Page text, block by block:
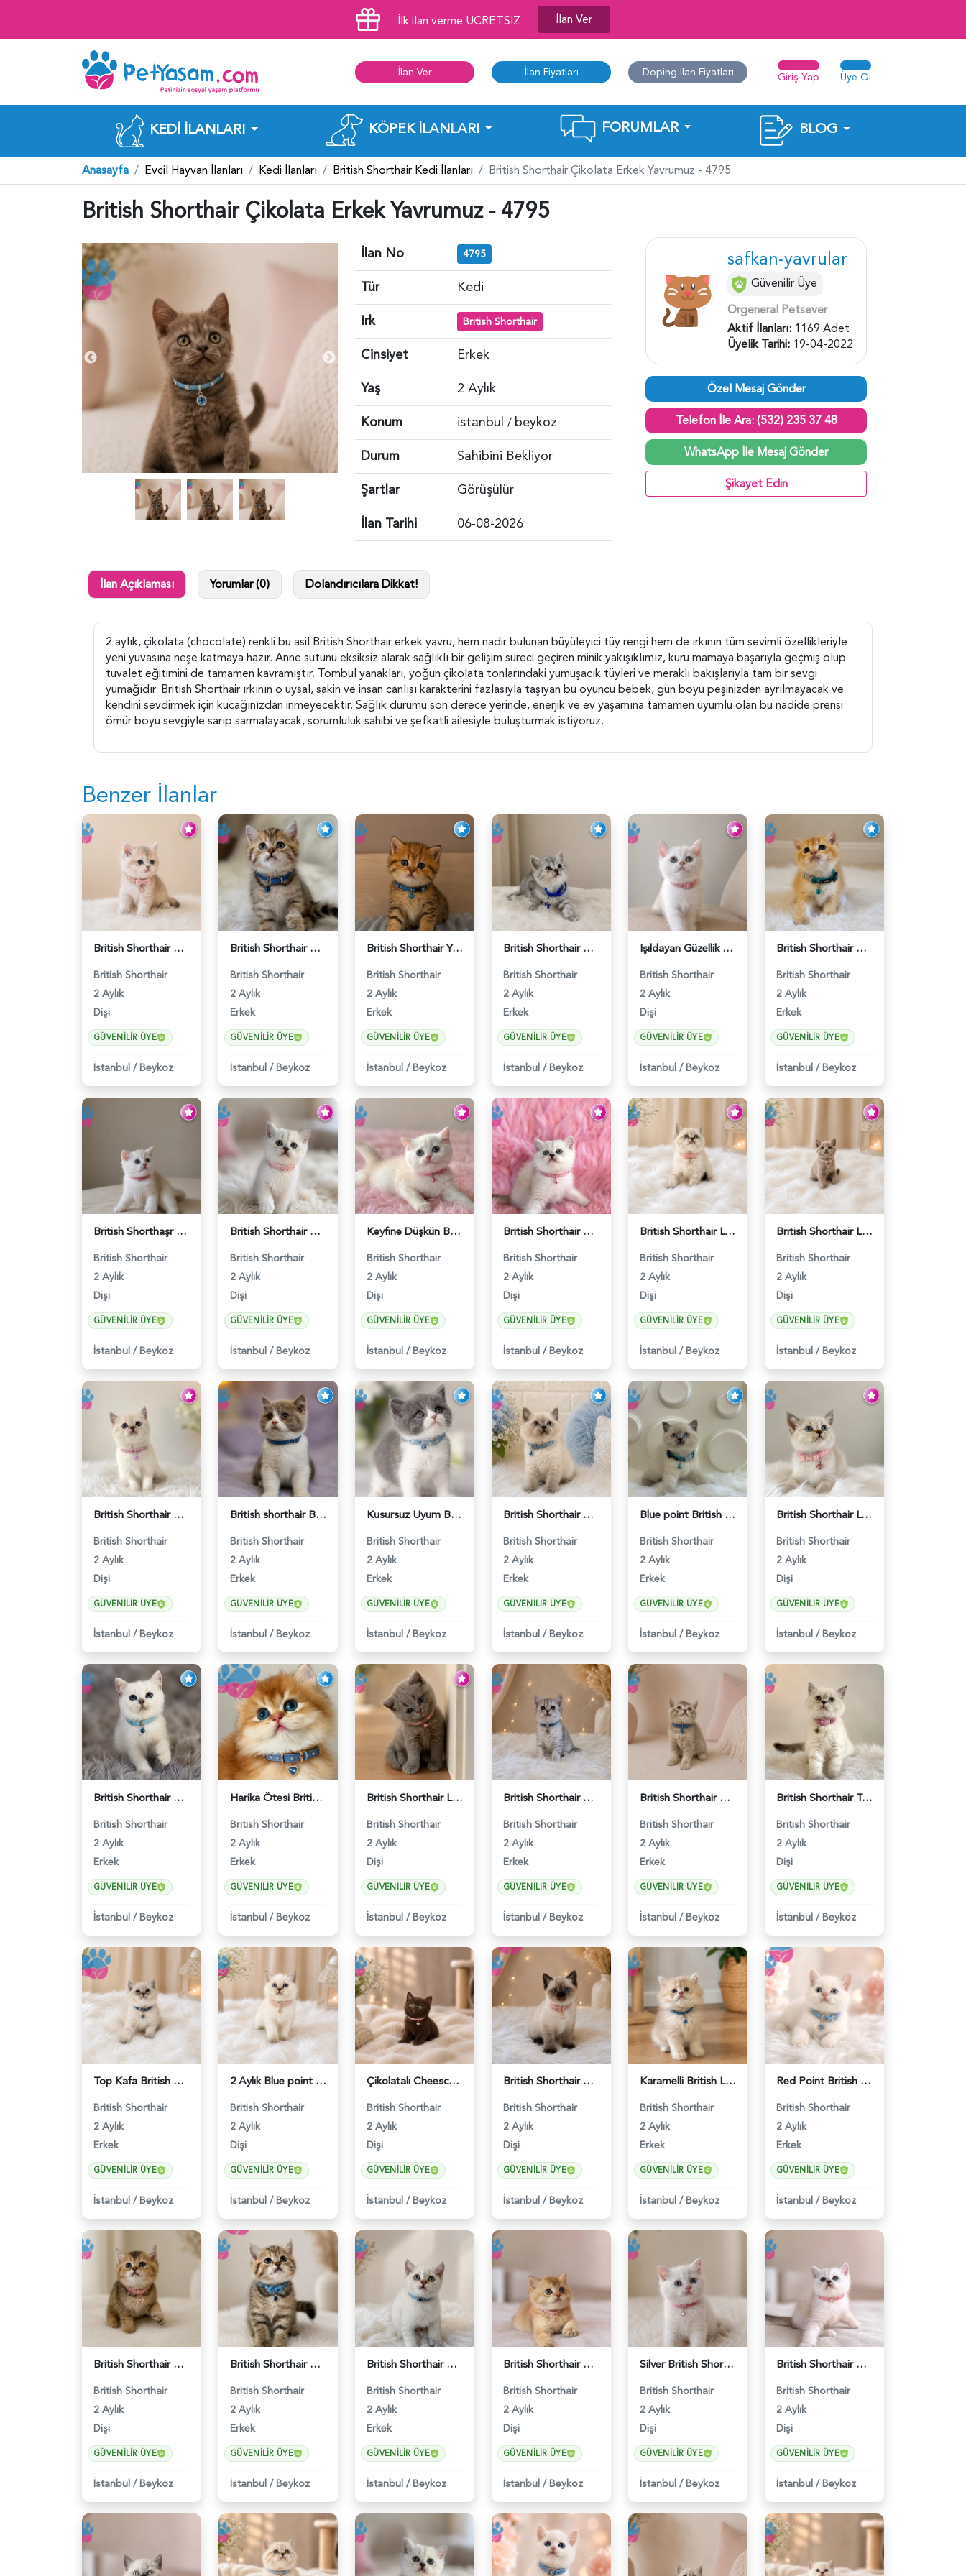
İlk ilan verme ÜCRETSİZ İlan Ver
İlan Ver İlan Fiyatları Doping İlan Fiyatları Giriş Yap Üye Ol
KEDI İLANLARI KÖPEK İLANLARI FORUMLAR BLOG
Anasayfa Evcil Hayvan İlanları Kedi İlanları British Shorthair Kedi İlanları British Shorthair Çikolata Erkek Yavrumuz - 4795
British Shorthair Çikolata Erkek Yavrumuz - 4795
İlan No 4795
Tür
Kedi
Irk
British Shorthair
Cinsiyet
Erkek
Yaş
2 Aylık
Konum
istanbul / beykoz
Durum
Sahibini Bekliyor
Şartlar
Görüşülür
İlan Tarihi
06-08-2026
safkan-yavrular
Güvenilir Üye
Orgeneral Petsever
Aktif İlanları:1169 Adet
Üyelik Tarihi:19-04-2022
Özel Mesaj Gönder
Telefon İle Ara: (532) 235 37 48
WhatsApp İle Mesaj Gönder
Şikayet Edin
İlan Açıklaması Yorumlar (0) Dolandırıcılara Dikkat!
2 aylık, çikolata (chocolate) renkli bu asil British Shorthair erkek yavru, hem nadir bulunan büyüleyici tüy rengi hem de ırkının tüm sevimli özellikleriyle
yeni yuvasına neşe katmaya hazır. Anne sütünü eksiksiz alarak sağlıklı bir gelişim süreci geçiren minik yakışıklımız, kuru mamaya başarıyla geçmiş olup
tuvalet eğitimini de tamamen kavramıştır. Tombul yanakları, yoğun çikolata tonlarındaki yumuşacık tüyleri ve meraklı bakışlarıyla tam bir sevgi
yumağıdır. British Shorthair ırkının o uysal, sakin ve insan canlısı karakterini fazlasıyla taşıyan bu oyuncu bebek, gün boyu peşinizden ayrılmayacak ve
kendini sevdirmek için kucağınızdan inmeyecektir. Sağlık durumu son derece yerinde, enerjik ve ev yaşamına tamamen uyumlu olan bu nadide prensi
ömür boyu sevgiyle sarıp sarmalayacak, sorumluluk sahibi ve şefkatli ailesiyle buluşturmak istiyoruz.
Benzer İlanlar
British Shorthair AY12 Güzel Kızımız - 6349
British Shorthair
2 Aylık
Dişi
GÜVENILIR ÜYE
İstanbul /Beykoz
British Shorthair Golden Tabby Black Yavrumuz - 5582
British Shorthair
2 Aylık
Erkek
GÜVENILIR ÜYE
İstanbul /Beykoz
British Shorthair Yakışıklı Bey Golden Tabby Erkek - 5559
British Shorthair
2 Aylık
Erkek
GÜVENILIR ÜYE
İstanbul /Beykoz
British Shorthair Silver Tabby Erkek Top Kafa Yavrumuz - 5564
British Shorthair
2 Aylık
Erkek
GÜVENILIR ÜYE
İstanbul /Beykoz
Işıldayan Güzellik British Shorthair Kızımız - 5568
British Shorthair
2 Aylık
Dişi
GÜVENILIR ÜYE
İstanbul /Beykoz
British Shorthair Erkek Golden Yavrumuz - 5567
British Shorthair
2 Aylık
Erkek
GÜVENILIR ÜYE
İstanbul /Beykoz
British Shorthaşr Tatlı Yavrumuz 2 Aylık - 5569
British Shorthair
2 Aylık
Dişi
GÜVENILIR ÜYE
İstanbul /Beykoz
British Shorthair Point Güzelliklerimiz - 5574
British Shorthair
2 Aylık
Dişi
GÜVENILIR ÜYE
İstanbul /Beykoz
Keyfine Düşkün British Shorthair Dişi Yavrumuz - 5570
British Shorthair
2 Aylık
Dişi
GÜVENILIR ÜYE
İstanbul /Beykoz
British Shorthair Golden Point Yavrumuz - 5571
British Shorthair
2 Aylık
Dişi
GÜVENILIR ÜYE
İstanbul /Beykoz
British Shorthair Lynx Point Güzel Kızımız - 4640
British Shorthair
2 Aylık
Dişi
GÜVENILIR ÜYE
İstanbul /Beykoz
British Shorthair Lilac Renk Dişi Yavrumuz - 4646
British Shorthair
2 Aylık
Dişi
GÜVENILIR ÜYE
İstanbul /Beykoz
British Shorthair Blue Point Kızımız 2 Aylık - 5149
British Shorthair
2 Aylık
Dişi
GÜVENILIR ÜYE
İstanbul /Beykoz
British shorthair Bicolor Lilac Erkek - 5905
British Shorthair
2 Aylık
Erkek
GÜVENILIR ÜYE
İstanbul /Beykoz
Kusursuz Uyum British Shorthair Bi Color Erkek - 6011
British Shorthair
2 Aylık
Erkek
GÜVENILIR ÜYE
İstanbul /Beykoz
British Shorthair Erkek Bluepoint 2 Aylık - 4448
British Shorthair
2 Aylık
Erkek
GÜVENILIR ÜYE
İstanbul /Beykoz
Blue point British Shorthair Kedim 2 Aylık - 4132
British Shorthair
2 Aylık
Erkek
GÜVENILIR ÜYE
İstanbul /Beykoz
British Shorthair Lynx Point Dişi Yavrumuz Yuva Arıyor - 5148
British Shorthair
2 Aylık
Dişi
GÜVENILIR ÜYE
İstanbul /Beykoz
British Shorthair Silver Point Erkek 2 Aylık - 6122
British Shorthair
2 Aylık
Erkek
GÜVENILIR ÜYE
İstanbul /Beykoz
Harika Ötesi British Longhair Golden Parlayan Yıldız - 6141
British Shorthair
2 Aylık
Erkek
GÜVENILIR ÜYE
İstanbul /Beykoz
British Shorthair Lilac Dişi Tatlı Kızımız - 5236
British Shorthair
2 Aylık
Dişi
GÜVENILIR ÜYE
İstanbul /Beykoz
British Shorthair Silver Tabby Yavrumuz - 4639
British Shorthair
2 Aylık
Erkek
GÜVENILIR ÜYE
İstanbul /Beykoz
British Shorthair Ay12 Erkek Oyuncu Yavrumuz - 4895
British Shorthair
2 Aylık
Erkek
GÜVENILIR ÜYE
İstanbul /Beykoz
British Shorthair Tombul Yanak Prenses Yuva Arıyor - 5152
British Shorthair
2 Aylık
Dişi
GÜVENILIR ÜYE
İstanbul /Beykoz
Top Kafa British Shorthair Blue Point Yakışıklımız - 4641
British Shorthair
2 Aylık
Erkek
GÜVENILIR ÜYE
İstanbul /Beykoz
2 Aylık Blue point British Shorthair Nazlı Kızımız - 4642
British Shorthair
2 Aylık
Dişi
GÜVENILIR ÜYE
İstanbul /Beykoz
Çikolatalı Cheescake British Shorthair Dişi Yavrumuz - 4902
British Shorthair
2 Aylık
Dişi
GÜVENILIR ÜYE
İstanbul /Beykoz
British Shorthair Dişi Yavrumuz 2 Aylık - 4647
British Shorthair
2 Aylık
Dişi
GÜVENILIR ÜYE
İstanbul /Beykoz
Karamelli British Longhair Erkek 2 Aylık - 4919
British Shorthair
2 Aylık
Erkek
GÜVENILIR ÜYE
İstanbul /Beykoz
Red Point British Shorthair Erkek - 4692
British Shorthair
2 Aylık
Erkek
GÜVENILIR ÜYE
İstanbul /Beykoz
British Shorthair Golden Chinchilla Dişi - 5207
British Shorthair
2 Aylık
Dişi
GÜVENILIR ÜYE
İstanbul /Beykoz
British Shorthair Golden Black Erkek - 5208
British Shorthair
2 Aylık
Erkek
GÜVENILIR ÜYE
İstanbul /Beykoz
British Shorthair Blue Point Erkek Yavrumuz - 5211
British Shorthair
2 Aylık
Erkek
GÜVENILIR ÜYE
İstanbul /Beykoz
British Shorthair Golden Muhteşem Yavrumuz - 5226
British Shorthair
2 Aylık
Dişi
GÜVENILIR ÜYE
İstanbul /Beykoz
Silver British Shorthair Güzelliğimiz 2 Aylık - 5227
British Shorthair
2 Aylık
Dişi
GÜVENILIR ÜYE
İstanbul /Beykoz
British Shorthair Silver Point Kızımız - 5228
British Shorthair
2 Aylık
Dişi
GÜVENILIR ÜYE
İstanbul /Beykoz